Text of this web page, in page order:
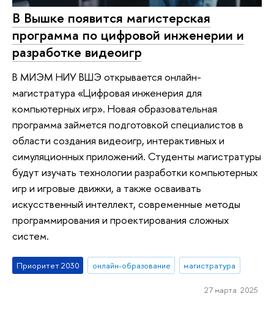
В Вышке появится магистерская
программа по цифровой инженерии и
разработке видеоигр
В МИЭМ НИУ ВШЭ открывается онлайн-
магистратура «Цифровая инженерия для
компьютерных игр». Новая образовательная
программа займется подготовкой специалистов в
области создания видеоигр, интерактивных и
симуляционных приложений. Студенты магистратуры
будут изучать технологии разработки компьютерных
игр и игровые движки, а также осваивать
искусственный интеллект, современные методы
программирования и проектирования сложных
систем.
Приоритет 2030 онлайн-образование магистратура
27 марта 2025